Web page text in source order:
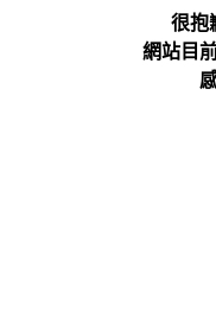
很抱
網站目